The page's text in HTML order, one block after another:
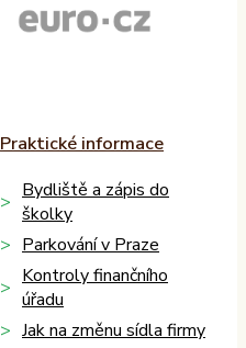
Praktické informace
Bydliště a zápis do
školky
Parkování v Praze
Kontroly finančního
úřadu
Jak na změnu sídla firmy